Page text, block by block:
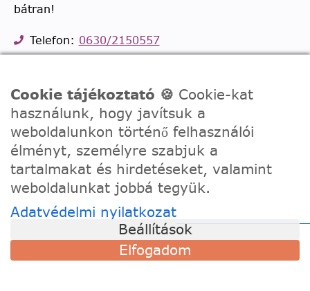
bátran!
Telefon: 0630/2150557
Egyedi képes számfestőkkel kapcsolatban:
egyedi@festede.hu
Facebook Messenger
Csatlakozz 19.000 fősFacebook csoportunkhoz!
Cookie tájékoztató 🍪 Cookie-kat
használunk, hogy javítsuk a
weboldalunkon történő felhasználói
élményt, személyre szabjuk a
tartalmakat és hirdetéseket, valamint
weboldalunkat jobbá tegyük.
Adatvédelmi nyilatkozat
Beállítások
Elfogadom